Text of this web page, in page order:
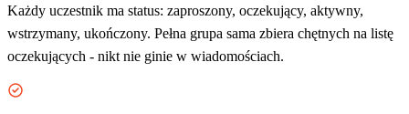
Każdy uczestnik ma status: zaproszony, oczekujący, aktywny,
wstrzymany, ukończony. Pełna grupa sama zbiera chętnych na listę
oczekujących - nikt nie ginie w wiadomościach.